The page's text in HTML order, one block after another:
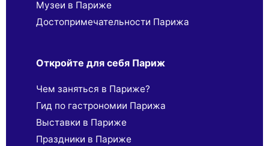
Музеи в Париже
Достопримечательности Парижа
Откройте для себя Париж
Чем заняться в Париже?
Гид по гастрономии Парижа
Выставки в Париже
Праздники в Париже